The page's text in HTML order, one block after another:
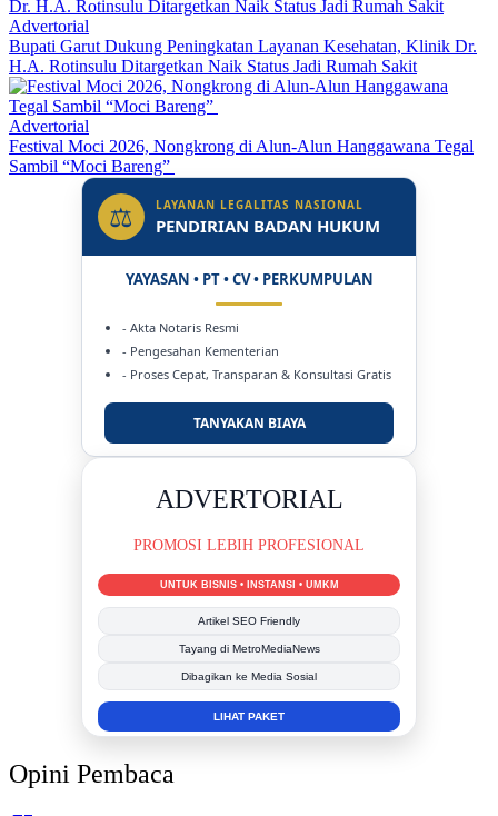
Advertorial
Bupati Garut Dukung Peningkatan Layanan Kesehatan, Klinik Dr.
H.A. Rotinsulu Ditargetkan Naik Status Jadi Rumah Sakit
Advertorial
Festival Moci 2026, Nongkrong di Alun-Alun Hanggawana Tegal
Sambil “Moci Bareng”
⚖ LAYANAN LEGALITAS NASIONAL
PENDIRIAN BADAN HUKUM
YAYASAN • PT • CV • PERKUMPULAN
- Akta Notaris Resmi
- Pengesahan Kementerian
- Proses Cepat, Transparan & Konsultasi Gratis
TANYAKAN BIAYA
DUKUNG KAMI
BERSAMA METROMEDIANEWS.CO
MEDIA INFORMASI TERPERCAYA
Publikasi Kegiatan
Berita Promosi
Tingkatkan Branding Anda
INFO SELENGKAPNYA
Opini Pembaca